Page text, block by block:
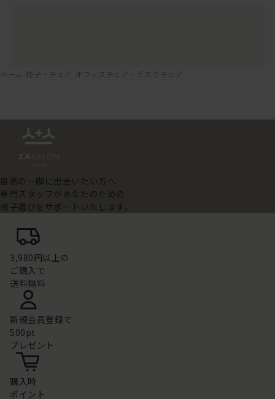
ホーム 椅子・チェア オフィスチェア・デスクチェア
最高の一脚に出会いたい方へ
専門スタッフがあなたのための
椅子選びをサポートいたします。
3,980円以上の
ご購入で
送料無料
新規会員登録で
500pt
プレゼント
購入時
ポイント